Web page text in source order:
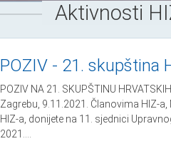
Aktivnosti
POZIV - 21. skupština
POZIV NA 21. SKUPŠTINU
Zagrebu, 9.11.2021. Članovima HIZ-
HIZ-a, donijete na 11. sjednici
2021....